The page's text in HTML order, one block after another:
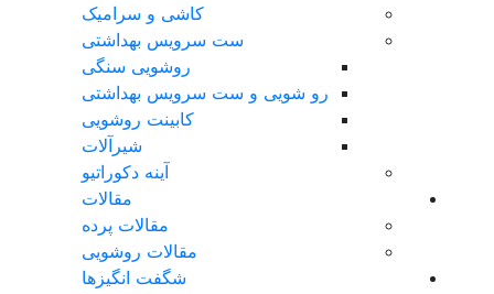
کاشی و سرامیک
ست سرویس بهداشتی
روشویی سنگی
رو شویی و ست سرویس بهداشتی
کابینت روشویی
شیرآلات
آینه دکوراتیو
مقالات
مقالات پرده
مقالات روشویی
شگفت انگیزها